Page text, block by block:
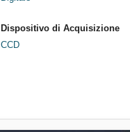
Dispositivo di Acquisizione
CCD